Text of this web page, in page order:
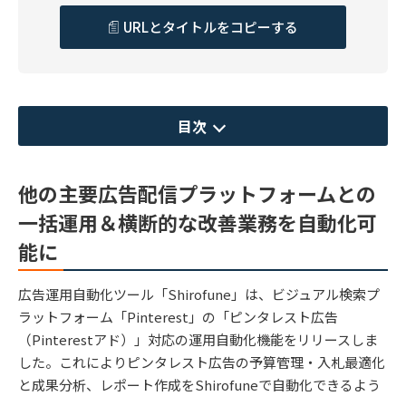
URLとタイトルをコピーする
目次
他の主要広告配信プラットフォームとの
一括運用＆横断的な改善業務を自動化可
能に
広告運用自動化ツール「Shirofune」は、ビジュアル検索プ
ラットフォーム「Pinterest」の「ピンタレスト広告
（Pinterestアド）」対応の運用自動化機能をリリースしま
した。これによりピンタレスト広告の予算管理・入札最適化
と成果分析、レポート作成をShirofuneで自動化できるよう